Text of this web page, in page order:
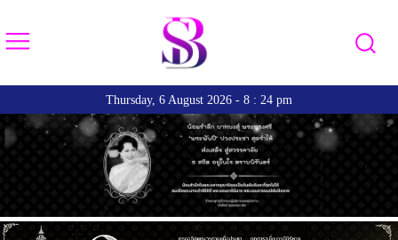
Thursday, 6 August 2026 - 8 : 24 pm